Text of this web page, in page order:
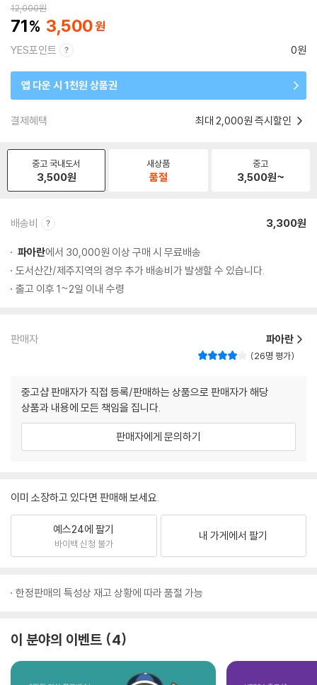
12,000원
71 3,500
YES포인트 0원
앱 다운 시 1천원 상품권
결제혜택 최대 2,000원 즉시할인
중고 국내도서
3,500원
새상품
품절
중고
3,500원~
배송비 3,300원
파아란에서 30,000원 이상 구매 시 무료배송
도서산간/제주지역의 경우 추가 배송비가 발생할 수 있습니다.
출고 이후 1~2일 이내 수령
판매자 파아란
26명 평가
중고샵 판매자가 직접 등록/판매하는 상품으로 판매자가 해당
상품과 내용에 모든 책임을 집니다.
판매자에게 문의하기
이미 소장하고 있다면 판매해 보세요.
예스24에 팔기
바이백 신청 불가
내 가게에서 팔기
한정판매의 특성상 재고 상황에 따라 품절 가능
이 분야의 이벤트 4